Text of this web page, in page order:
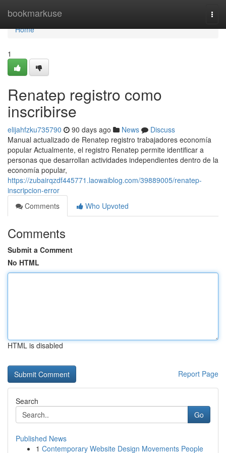
bookmarkuse
Home
Home
1
Renatep registro como
inscribirse
elijahfzku735790 90 days ago News
Discuss
Manual actualizado de Renatep registro trabajadores economía
popular Actualmente, el registro Renatep permite identificar a
personas que desarrollan actividades independientes dentro de la
economía popular,
https://zubairqzdf445771.laowaiblog.com/39889005/renatep-
inscripcion-error
Comments
Who Upvoted
Comments
Submit a Comment
No HTML
HTML is disabled
Report Page
Search
Go
Published News
1 Contemporary Website Design Movements People